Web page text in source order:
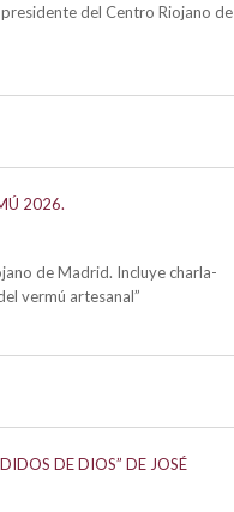
del Centro Riojano de
2026.
de Madrid. Incluye charla-
vermú artesanal”
DE DIOS” DE JOSÉ